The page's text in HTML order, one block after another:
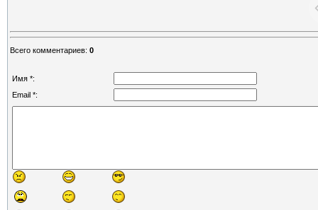
Всего комментариев: 0
Имя *:
Email *: